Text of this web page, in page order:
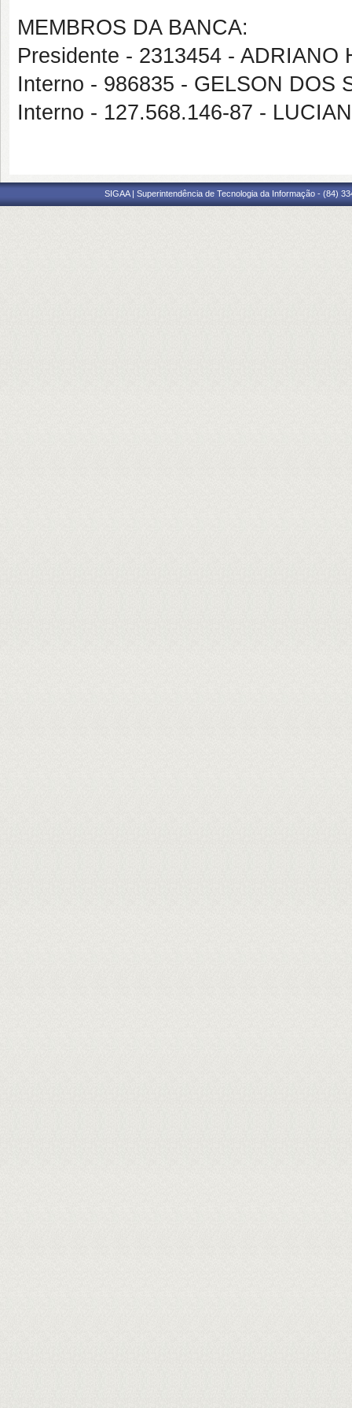
MEMBROS DA BANCA:
Presidente - 2313454 -
Interno - 986835 - GELSON DOS
Interno - 127.568.146-87 -
SIGAA | Superintendência de Tecnologia da Informação - (84)